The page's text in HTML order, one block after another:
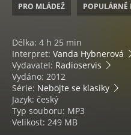
PRO MLÁDEŽ POPULÁRNĚ
Délka: 4 h 25 min
Interpret: Vanda Hybnerová
Vydavatel: Radioservis
Vydáno: 2012
Série: Nebojte se klasiky
Jazyk: český
Typ souboru: MP3
Velikost: 249 MB